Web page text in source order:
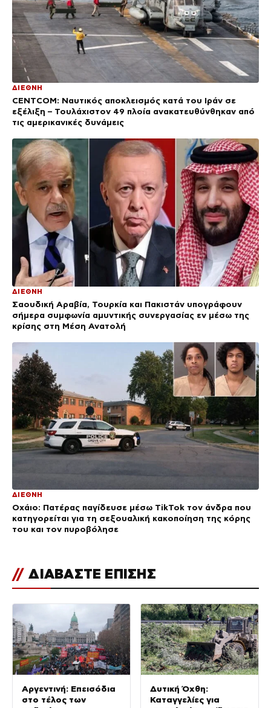
ΔΙΕΘΝΗ
CENTCOM: Ναυτικός αποκλεισμός κατά του Ιράν σε
εξέλιξη – Τουλάχιστον 49 πλοία ανακατευθύνθηκαν από
τις αμερικανικές δυνάμεις
ΔΙΕΘΝΗ
Σαουδική Αραβία, Τουρκία και Πακιστάν υπογράφουν
σήμερα συμφωνία αμυντικής συνεργασίας εν μέσω της
κρίσης στη Μέση Ανατολή
ΔΙΕΘΝΗ
Οχάιο: Πατέρας παγίδευσε μέσω TikTok τον άνδρα που
κατηγορείται για τη σεξουαλική κακοποίηση της κόρης
του και τον πυροβόλησε
// ΔΙΑΒΑΣΤΕ ΕΠΙΣΗΣ
Αργεντινή: Επεισόδια
στο τέλος των
Δυτική Όχθη:
Καταγγελίες για